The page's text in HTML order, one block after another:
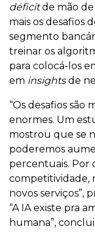
déficitde mão
mais os desafios
segmento
treinar os
para colocá-los
em insightsde
“Os desafios são
enormes. Um
mostrou que se
poderemos
percentuais. Por
competitividade,
novos serviços”,
“A IA existe pra
humana”,